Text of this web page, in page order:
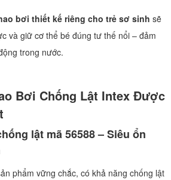
bơi thiết kế riêng cho trẻ sơ sinh sẽ
và giữ cơ thể bé đúng tư thế nổi – đảm
trong nước.
Bơi Chống Lật Intex Được
lật mã 56588 – Siêu ổn
phẩm vững chắc, có khả năng chống lật